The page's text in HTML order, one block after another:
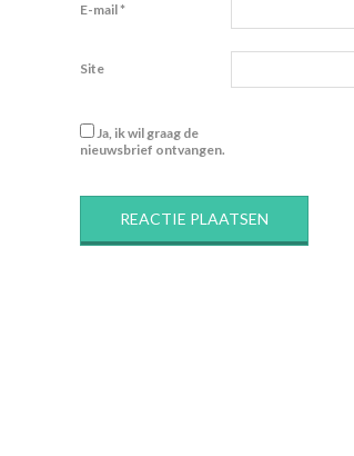
E-mail*
Site
Ja, ik wil graag de
nieuwsbrief ontvangen.